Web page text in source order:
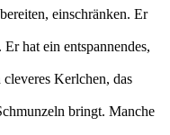
einschränken. Er
hat ein entspannendes,
Kerlchen, das
bringt. Manche